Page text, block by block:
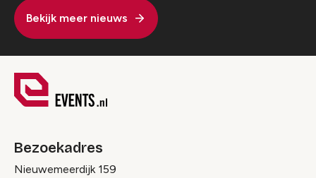
Bekijk meer nieuws
Bezoekadres
Nieuwemeerdijk 159